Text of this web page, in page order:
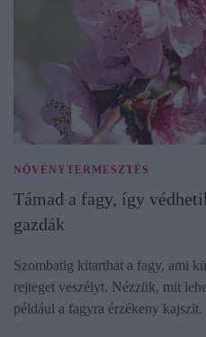
NÖVÉNYTERMESZTÉS
Támad a fagy, így
gazdák
Szombatig kitarthat a fagy, ami
rejteget veszélyt. Nézzük, mit
például a fagyra érzékeny kajszit.